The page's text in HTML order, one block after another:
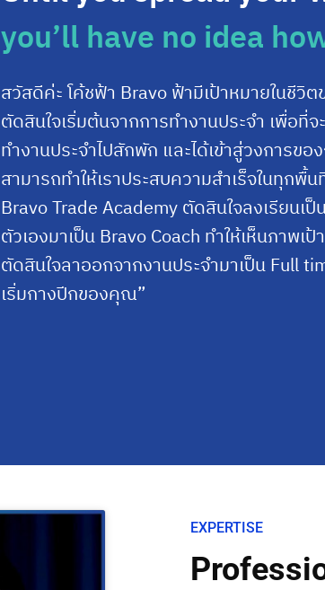
you’ll have no idea
สวัสดีค่ะ โค้ชฟ้า Bravo ฟ้ามีเป้าหมายในชีวิ
ตัดสินใจเริ่มต้นจากการทำงานประจำ เพื่อ
ทำงานประจำไปสักพัก และได้เข้าสู่วงการขอ
สามารถทำให้เราประสบความสำเร็จในทุก
Bravo Trade Academy ตัดสินใจลงเรียนเ
ตัวเองมาเป็น Bravo Coach ทำให้เห็นภาพ
ตัดสินใจลาออกจากงานประจำมาเป็น Full
เริ่มกางปีกของคุณ”
EXPERTISE